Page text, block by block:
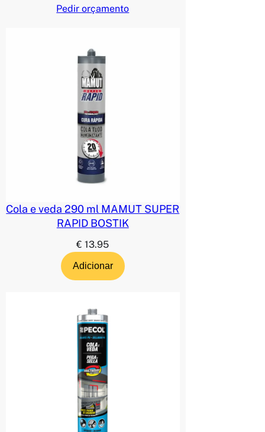
Pedir orçamento
Cola e veda 290 ml MAMUT SUPER
RAPID BOSTIK
€ 13.95
Adicionar